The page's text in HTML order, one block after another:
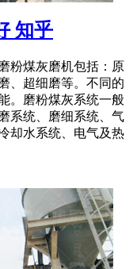
知乎
粉煤灰磨机包括：原
、超细磨等。不同的
。磨粉煤灰系统一般
系统、磨细系统、气
却水系统、电气及热